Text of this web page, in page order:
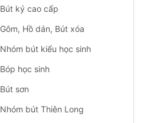
Bút ký cao cấp
Gôm, Hồ dán, Bút xóa
Nhóm bút kiểu học sinh
Bóp học sinh
Bút sơn
Nhóm bút Thiên Long